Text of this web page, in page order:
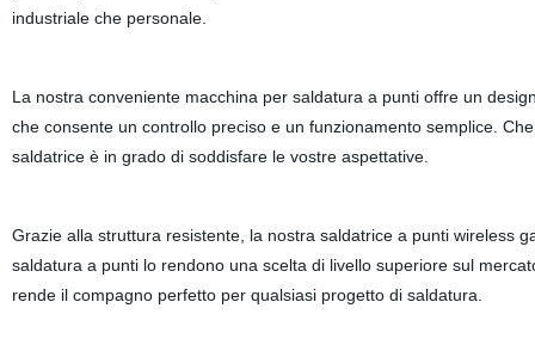
industriale che personale.
La nostra conveniente macchina per saldatura a punti offre un
che consente un controllo preciso e un funzionamento semplice.
saldatrice è in grado di soddisfare le vostre aspettative.
Grazie alla struttura resistente, la nostra saldatrice a punti wireless
saldatura a punti lo rendono una scelta di livello superiore sul
rende il compagno perfetto per qualsiasi progetto di saldatura.